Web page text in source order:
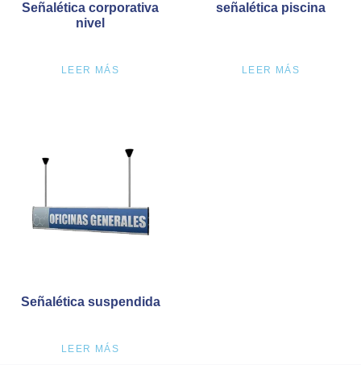
Señalética corporativa
nivel
LEER MÁS
señalética piscina
LEER MÁS
Señalética suspendida
LEER MÁS